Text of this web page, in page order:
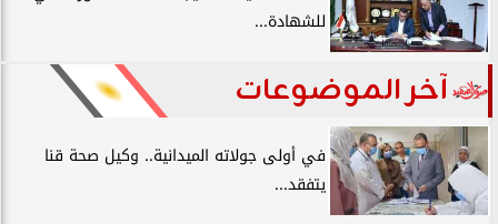
للشهادة...
آخر الموضوعات
في أولى جولاته الميدانية.. وكيل صحة قنا
يتفقد...